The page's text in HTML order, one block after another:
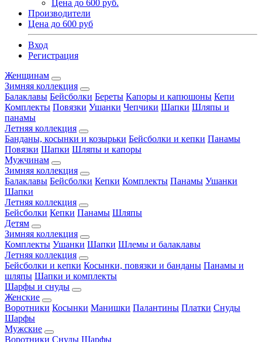
Цена до 600 руб.
Производители
Цена до 600 руб
Вход
Регистрация
Женщинам
Зимняя коллекция
Балаклавы Бейсболки Береты Капоры и капюшоны Кепи
Комплекты Повязки Ушанки Чепчики Шапки Шляпы и
панамы
Летняя коллекция
Банданы, косынки и козырьки Бейсболки и кепки Панамы
Повязки Шапки Шляпы и капоры
Мужчинам
Зимняя коллекция
Балаклавы Бейсболки Кепки Комплекты Панамы Ушанки
Шапки
Летняя коллекция
Бейсболки Кепки Панамы Шляпы
Детям
Зимняя коллекция
Комплекты Ушанки Шапки Шлемы и балаклавы
Летняя коллекция
Бейсболки и кепки Косынки, повязки и банданы Панамы и
шляпы Шапки и комплекты
Шарфы и снуды
Женские
Воротники Косынки Манишки Палантины Платки Снуды
Шарфы
Мужские
Воротники Снуды Шарфы